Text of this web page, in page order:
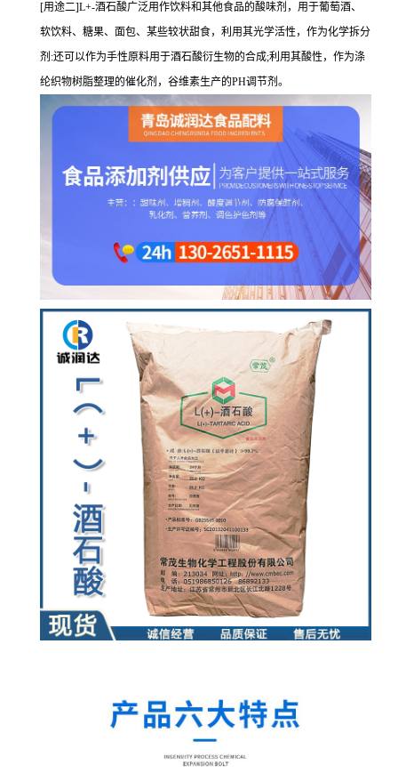
[用途二]L+-酒石酸广泛用作饮料和其他食品的酸味剂，用于葡萄酒、
软饮料、糖果、面包、某些较状甜食，利用其光学活性，作为化学拆分
剂:还可以作为手性原料用于酒石酸衍生物的合成;利用其酸性，作为涤
纶织物树脂整理的催化剂，谷维素生产的PH调节剂。